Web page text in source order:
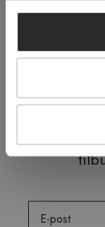
Tilmeld